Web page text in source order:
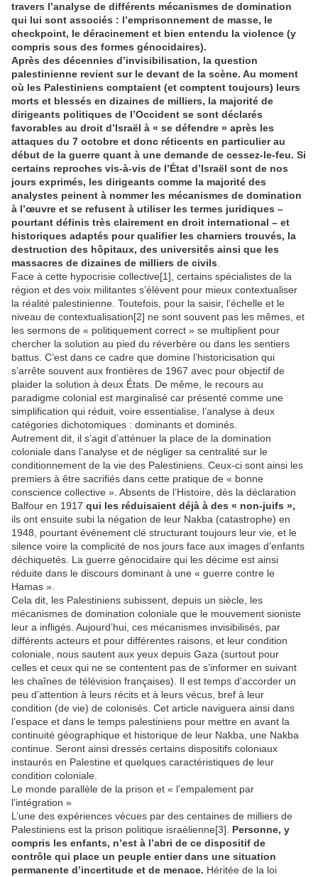
travers l’analyse de différents mécanismes de domination
qui lui sont associés : l’emprisonnement de masse, le
checkpoint, le déracinement et bien entendu la violence (y
compris sous des formes génocidaires).
Après des décennies d’invisibilisation, la question
palestinienne revient sur le devant de la scène. Au moment
où les Palestiniens comptaient (et comptent toujours) leurs
morts et blessés en dizaines de milliers, la majorité de
dirigeants politiques de l’Occident se sont déclarés
favorables au droit d’Israël à « se défendre » après les
attaques du 7 octobre et donc réticents en particulier au
début de la guerre quant à une demande de cessez-le-feu. Si
certains reproches vis-à-vis de l’État d’Israël sont de nos
jours exprimés, les dirigeants comme la majorité des
analystes peinent à nommer les mécanismes de domination
à l’œuvre et se refusent à utiliser les termes juridiques –
pourtant définis très clairement en droit international – et
historiques adaptés pour qualifier les charniers trouvés, la
destruction des hôpitaux, des universités ainsi que les
massacres de dizaines de milliers de civils
Face à cette hypocrisie collective[1], certains spécialistes de la
région et des voix militantes s’élèvent pour mieux contextualiser
la réalité palestinienne. Toutefois, pour la saisir, l’échelle et le
niveau de contextualisation[2] ne sont souvent pas les mêmes, et
les sermons de « politiquement correct » se multiplient pour
chercher la solution au pied du réverbère ou dans les sentiers
battus. C’est dans ce cadre que domine l’historicisation qui
s’arrête souvent aux frontières de 1967 avec pour objectif de
plaider la solution à deux États. De même, le recours au
paradigme colonial est marginalisé car présenté comme une
simplification qui réduit, voire essentialise, l’analyse à deux
catégories dichotomiques : dominants et dominés.
Autrement dit, il s’agit d’atténuer la place de la domination
coloniale dans l’analyse et de négliger sa centralité sur le
conditionnement de la vie des Palestiniens. Ceux-ci sont ainsi les
premiers à être sacrifiés dans cette pratique de « bonne
conscience collective ». Absents de l’Histoire, dès la déclaration
Balfour en 1917 qui les réduisaient déjà à des « non-juifs »,
ils ont ensuite subi la négation de leur Nakba (catastrophe) en
1948, pourtant événement clé structurant toujours leur vie, et le
silence voire la complicité de nos jours face aux images d’enfants
déchiquetés. La guerre génocidaire qui les décime est ainsi
réduite dans le discours dominant à une « guerre contre le
Hamas ».
Cela dit, les Palestiniens subissent, depuis un siècle, les
mécanismes de domination coloniale que le mouvement sioniste
leur a infligés. Aujourd’hui, ces mécanismes invisibilisés, par
différents acteurs et pour différentes raisons, et leur condition
coloniale, nous sautent aux yeux depuis Gaza (surtout pour
celles et ceux qui ne se contentent pas de s’informer en suivant
les chaînes de télévision françaises). Il est temps d’accorder un
peu d’attention à leurs récits et à leurs vécus, bref à leur
condition (de vie) de colonisés. Cet article naviguera ainsi dans
l’espace et dans le temps palestiniens pour mettre en avant la
continuité géographique et historique de leur Nakba, une Nakba
continue. Seront ainsi dressés certains dispositifs coloniaux
instaurés en Palestine et quelques caractéristiques de leur
condition coloniale.
Le monde parallèle de la prison et « l’empalement par
l’intégration »
L’une des expériences vécues par des centaines de milliers de
Palestiniens est la prison politique israélienne[3]. Personne, y
compris les enfants, n’est à l’abri de ce dispositif de
contrôle qui place un peuple entier dans une situation
permanente d’incertitude et de menace. Héritée de la loi